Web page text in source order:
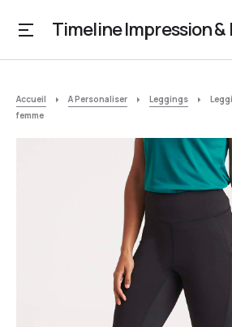
Timeline Impression &
Accueil A Personaliser Leggings
femme